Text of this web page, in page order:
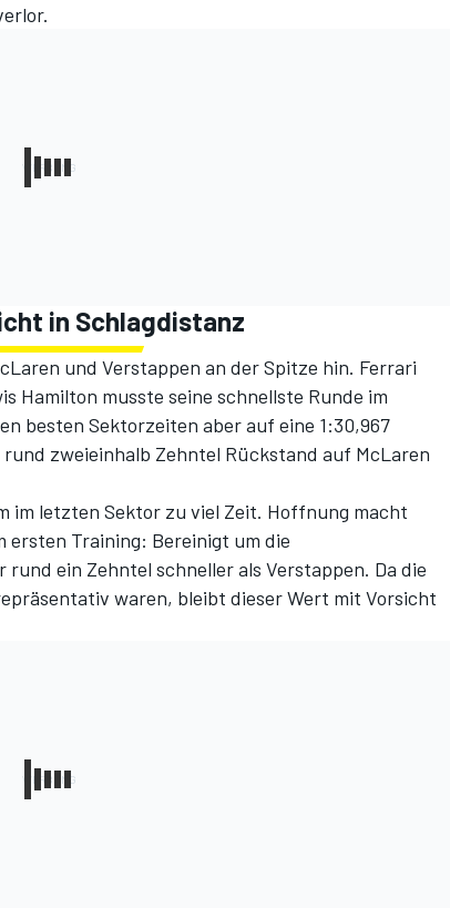
in Schlagdistanz
und Verstappen an der Spitze hin. Ferrari
Hamilton musste seine schnellste Runde im
besten Sektorzeiten aber auf eine 1:30,967
zweieinhalb Zehntel Rückstand auf McLaren
im letzten Sektor zu viel Zeit. Hoffnung macht
ersten Training: Bereinigt um die
ein Zehntel schneller als Verstappen. Da die
waren, bleibt dieser Wert mit Vorsicht